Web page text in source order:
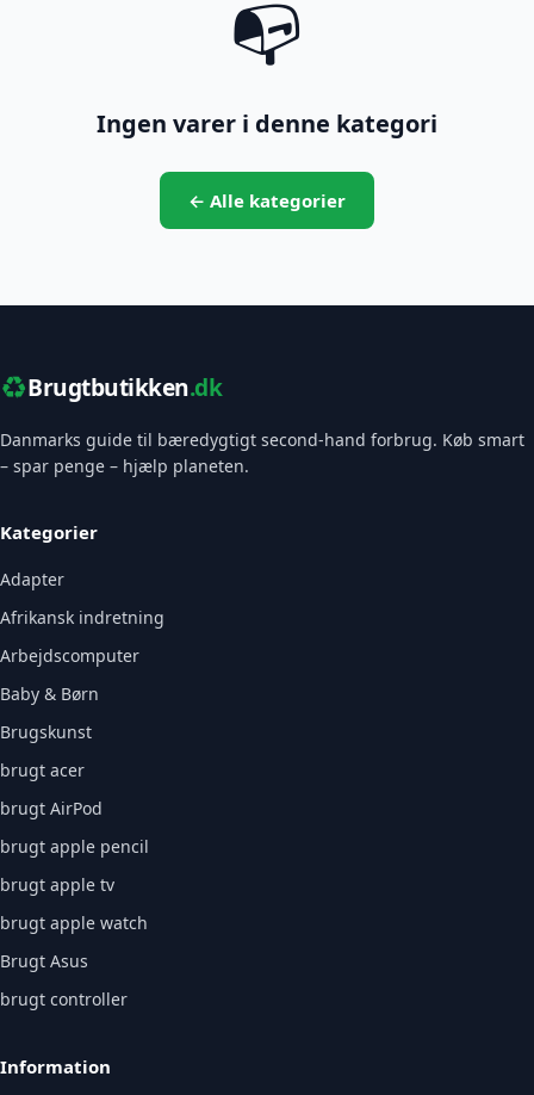
📭
Ingen varer i denne kategori
← Alle kategorier
♻️Brugtbutikken.dk
Danmarks guide til bæredygtigt second-hand forbrug. Køb smart
– spar penge – hjælp planeten.
Kategorier
Adapter
Afrikansk indretning
Arbejdscomputer
Baby & Børn
Brugskunst
brugt acer
brugt AirPod
brugt apple pencil
brugt apple tv
brugt apple watch
Brugt Asus
brugt controller
Information